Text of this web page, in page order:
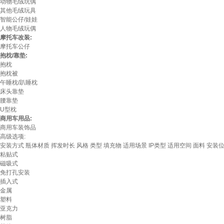
动物毛绒玩偶
其他毛绒玩具
智能公仔/娃娃
人物毛绒玩偶
摩托车改装:
摩托车公仔
抱枕/靠垫:
抱枕
抱枕被
午睡枕/趴睡枕
床头靠垫
腰靠垫
U型枕
商用车用品:
商用车装饰品
高级选项:
安装方式 瓶体材质 挥发时长 风格 类型 填充物 适用场景 IP类型 适用空间 面料 安装
粘贴式
磁吸式
免打孔安装
插入式
金属
塑料
亚克力
树脂